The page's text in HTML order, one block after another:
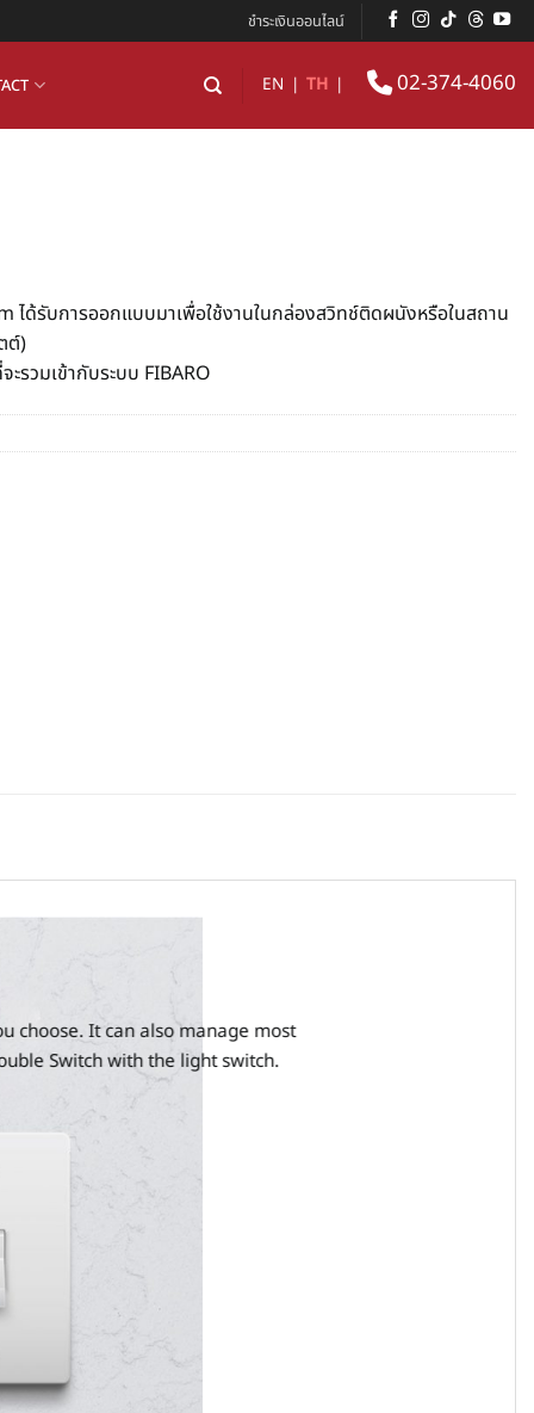
ชำระเงินออนไลน์
EN | TH | 02-374-4060
ได้รับการออกแบบมาเพื่อใช้งานในกล่องสวิทช์ติดผนังหรือในสถาน
ต์)
วมเข้ากับระบบ FIBARO
choose. It can also manage most
Switch with the light switch.